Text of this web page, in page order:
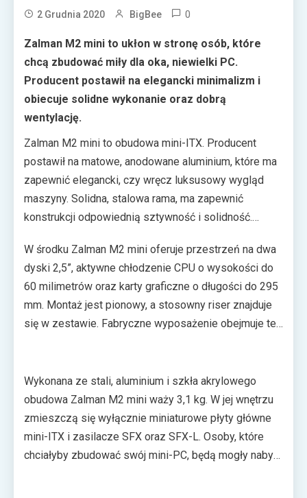
2 Grudnia 2020 BigBee 0
Zalman M2 mini to ukłon w stronę osób, które
chcą zbudować miły dla oka, niewielki PC.
Producent postawił na elegancki minimalizm i
obiecuje solidne wykonanie oraz dobrą
wentylację.
Zalman M2 mini to obudowa mini-ITX. Producent
postawił na matowe, anodowane aluminium, które ma
zapewnić elegancki, czy wręcz luksusowy wygląd
maszyny. Solidna, stalowa rama, ma zapewnić
konstrukcji odpowiednią sztywność i solidność.
otwory układające się we wzór. Nadają one całości
nieco dynamiki i zapewniają dopływ chłodnego
powietrza do wnętrza.
W środku Zalman M2 mini oferuje przestrzeń na dwa
dyski 2,5”, aktywne chłodzenie CPU o wysokości do
60 milimetrów oraz karty graficzne o długości do 295
mm. Montaż jest pionowy, a stosowny riser znajduje
się w zestawie. Fabryczne wyposażenie obejmuje też
dopełnia nowoczesny panel I/O, który zawiera porty
USB 3.0 i USB 3.1 Gen 2 typu C.
Wykonana ze stali, aluminium i szkła akrylowego
obudowa Zalman M2 mini waży 3,1 kg. W jej wnętrzu
zmieszczą się wyłącznie miniaturowe płyty główne
mini-ITX i zasilacze SFX oraz SFX-L. Osoby, które
chciałyby zbudować swój mini-PC, będą mogły nabyć